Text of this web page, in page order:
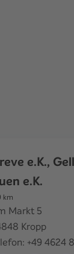
e.K.,
e.K.
km
Markt 5
Kropp
+49 4624